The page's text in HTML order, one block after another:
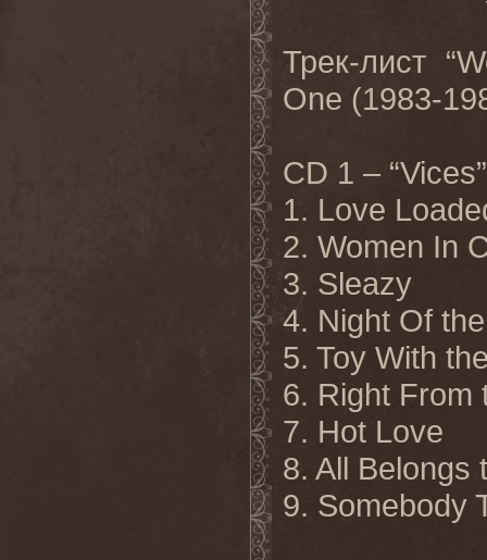
Трек-лист
One (1983-
CD 1 –
1. Love
2. Women In
3. Sleazy
4. Night Of
5. Toy With
6. Right From
7. Hot Love
8. All Belongs
9. Somebody